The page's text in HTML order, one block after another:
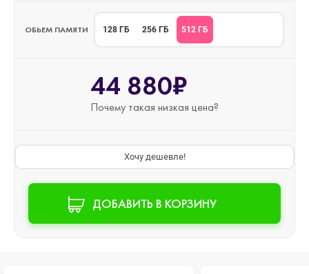
ОБЬЕМ ПАМЯТИ 128 ГБ 256 ГБ 512 ГБ
44 880₽
Почему такая низкая цена?
Хочу дешевле!
ДОБАВИТЬ В КОРЗИНУ